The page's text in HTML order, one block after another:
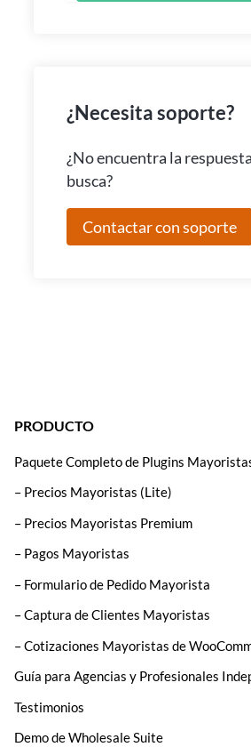
¿Necesita soporte?
¿No encuentra la
busca?
Contactar con soporte
PRODUCTO
Paquete Completo de Plugins
– Precios Mayoristas (Lite)
– Precios Mayoristas Premium
– Pagos Mayoristas
– Formulario de Pedido Mayorista
– Captura de Clientes Mayoristas
– Cotizaciones Mayoristas de
Guía para Agencias y Profesionales
Testimonios
Demo de Wholesale Suite